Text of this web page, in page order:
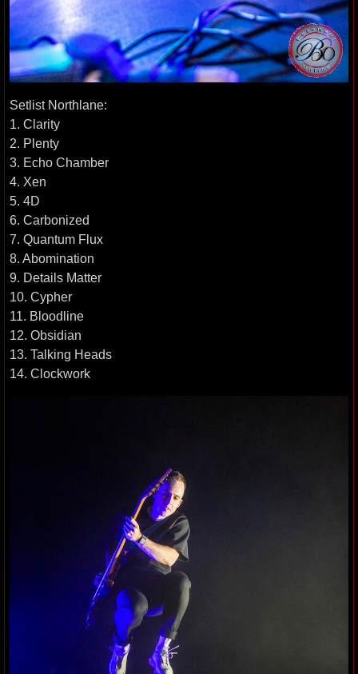
Setlist Northlane:
1. Clarity
2. Plenty
3. Echo Chamber
4. Xen
5. 4D
6. Carbonized
7. Quantum Flux
8. Abomination
9. Details Matter
10. Cypher
11. Bloodline
12. Obsidian
13. Talking Heads
14. Clockwork